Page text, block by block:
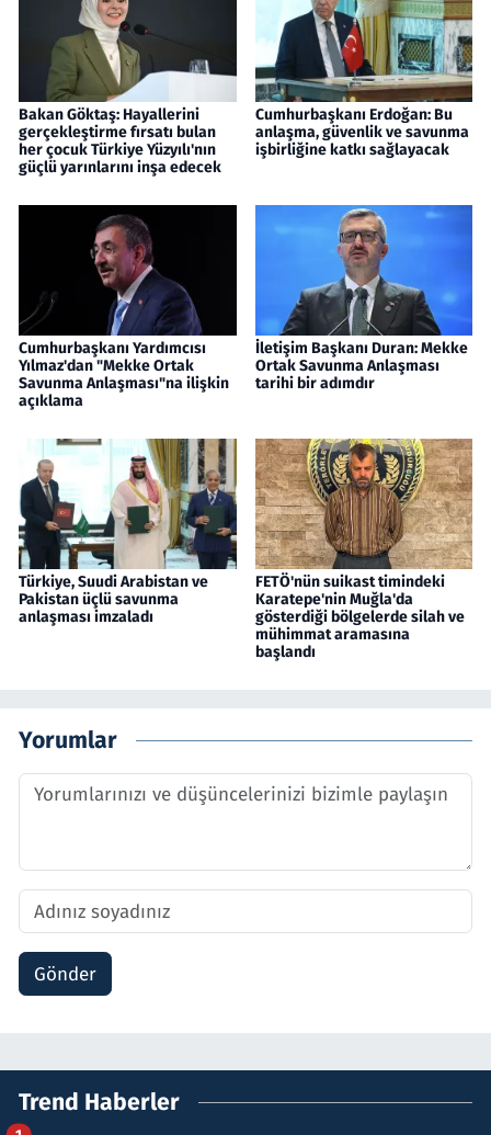
Bakan Göktaş: Hayallerini
gerçekleştirme fırsatı bulan
her çocuk Türkiye Yüzyılı'nın
güçlü yarınlarını inşa edecek
Cumhurbaşkanı Erdoğan: Bu
anlaşma, güvenlik ve savunma
işbirliğine katkı sağlayacak
Cumhurbaşkanı Yardımcısı
Yılmaz'dan "Mekke Ortak
Savunma Anlaşması"na ilişkin
açıklama
İletişim Başkanı Duran: Mekke
Ortak Savunma Anlaşması
tarihi bir adımdır
Türkiye, Suudi Arabistan ve
Pakistan üçlü savunma
anlaşması imzaladı
FETÖ'nün suikast timindeki
Karatepe'nin Muğla'da
gösterdiği bölgelerde silah ve
mühimmat aramasına
başlandı
Yorumlar
Gönder
Trend Haberler